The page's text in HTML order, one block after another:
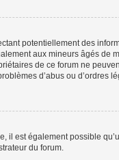
potentiellement des
aux mineurs âgés de
de ce forum ne
d’abus ou d’ordres
il est également possible
du forum.